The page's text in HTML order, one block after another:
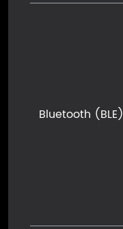
Bluetooth (BLE)